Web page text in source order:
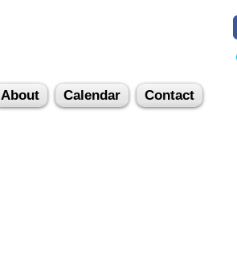
About Calendar Contact